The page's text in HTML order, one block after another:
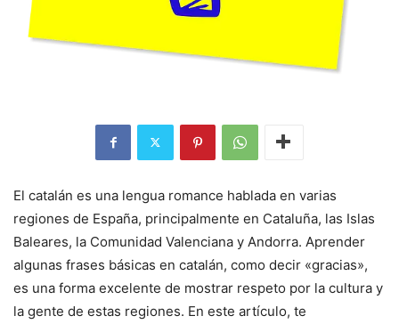
El catalán es una lengua romance hablada en varias
regiones de España, principalmente en Cataluña, las Islas
Baleares, la Comunidad Valenciana y Andorra. Aprender
algunas frases básicas en catalán, como decir «gracias»,
es una forma excelente de mostrar respeto por la cultura y
la gente de estas regiones. En este artículo, te